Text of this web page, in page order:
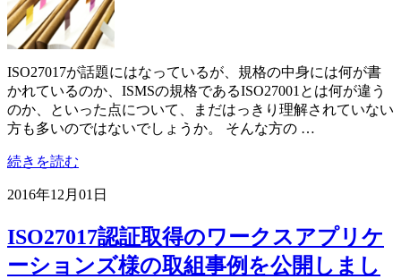
ISO27017が話題にはなっているが、規格の中身には何が書
かれているのか、ISMSの規格であるISO27001とは何が違う
のか、といった点について、まだはっきり理解されていない
方も多いのではないでしょうか。 そんな方の …
続きを読む
2016年12月01日
ISO27017認証取得のワークスアプリケ
ーションズ様の取組事例を公開しまし